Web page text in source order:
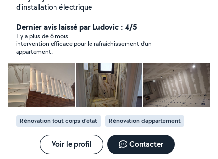
d'installation électrique
Dernier avis laissé par Ludovic : 4/5
Il y a plus de 6 mois
intervention efficace pour le rafraîchissement d’un
appartement.
Rénovation tout corps d’état Rénovation d'appartement
Voir le profil Contacter